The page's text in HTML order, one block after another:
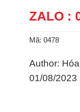
ZALO :
Mã: 0478
Author:
01/08/2023